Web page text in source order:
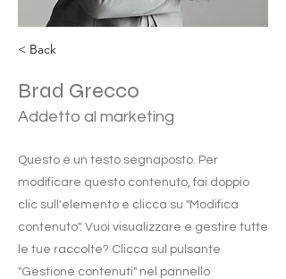
< Back
Brad Grecco
Addetto al marketing
Questo è un testo segnaposto. Per
modificare questo contenuto, fai doppio
clic sull'elemento e clicca su "Modifica
contenuto". Vuoi visualizzare e gestire tutte
le tue raccolte? Clicca sul pulsante
"Gestione contenuti" nel pannello